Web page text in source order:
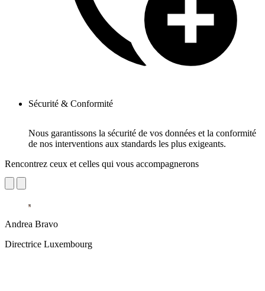
Sécurité & Conformité
Nous garantissons la sécurité de vos données et la conformité
de nos interventions aux standards les plus exigeants.
Rencontrez ceux et celles qui vous accompagnerons
Andrea Bravo
Directrice Luxembourg